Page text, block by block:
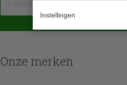
Instellingen
Onze merken